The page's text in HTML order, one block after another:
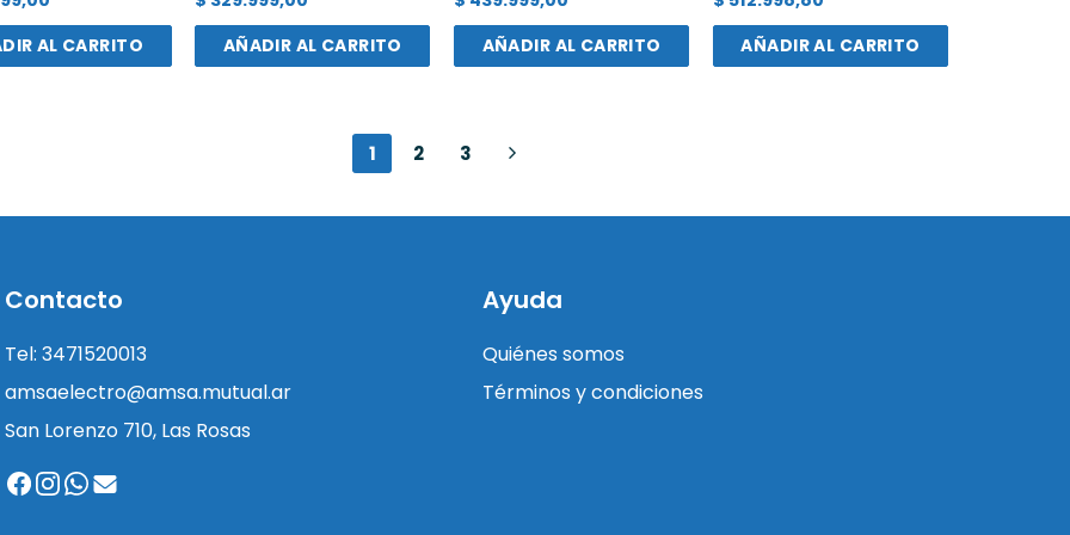
AL CARRITO
AÑADIR AL CARRITO
AÑADIR AL CARRITO
AÑADIR AL CARRITO
1 2 3
Contacto
Tel: 3471520013
amsaelectro@amsa.mutual.ar
San Lorenzo 710, Las Rosas
Ayuda
Quiénes somos
Términos y condiciones